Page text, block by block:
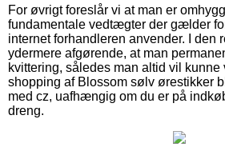
For øvrigt foreslår vi at man er
fundamentale vedtægter der gælder
internet forhandleren anvender. I den
ydermere afgørende, at man
kvittering, således man altid vil kunne
shopping af Blossom sølv ørestikker
med cz, uafhængig om du er på
dreng.